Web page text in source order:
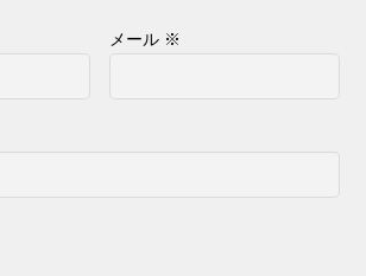
メール ※